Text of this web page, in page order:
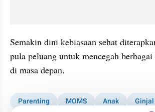
Semakin dini kebiasaan sehat
pula peluang untuk mencegah
di masa depan.
Parenting MOMS Anak Ginjal